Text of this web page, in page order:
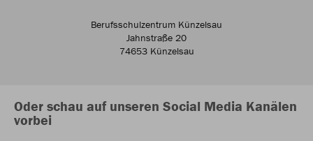
Berufsschulzentrum Künzelsau
Jahnstraße 20
74653 Künzelsau
Oder schau auf unseren Social Media Kanälen
vorbei